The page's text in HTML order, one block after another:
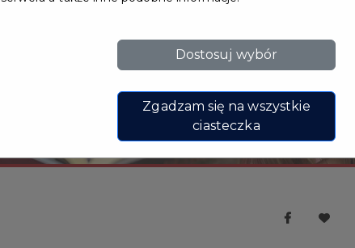
Dostosuj wybór
Zgadzam się na wszystkie
ciasteczka